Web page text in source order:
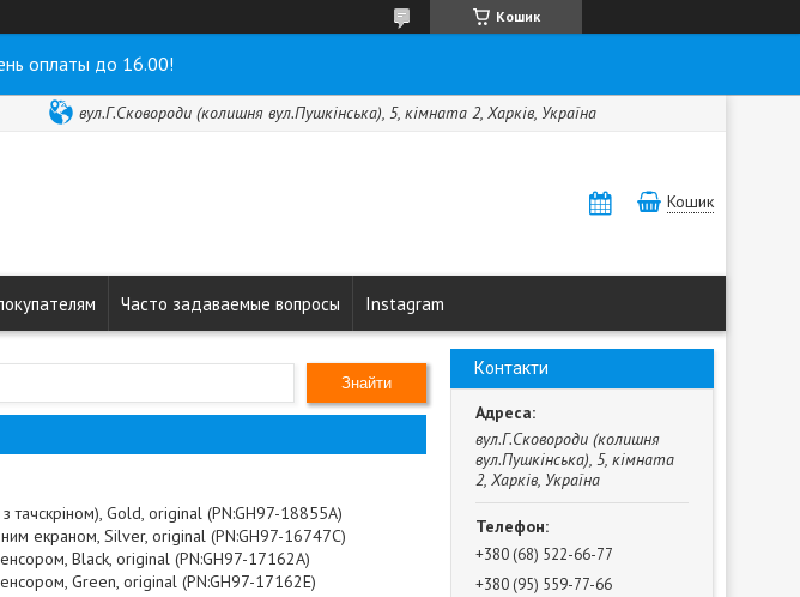
Кошик
оплаты до 16.00!
вул.Г.Сковороди (колишня вул.Пушкінська), 5, кімната 2, Харків, Україна
Кошик
Часто задаваемые вопросы Instagram
Знайти
Gold, original (PN:GH97-18855A)
екраном, Silver, original (PN:GH97-16747C)
Black, original (PN:GH97-17162A)
Green, original (PN:GH97-17162E)
Контакти
вул.Г.Сковороди (колишня
вул.Пушкінська), 5, кімната
2, Харків, Україна
+380 (68) 522-66-77
+380 (95) 559-77-66